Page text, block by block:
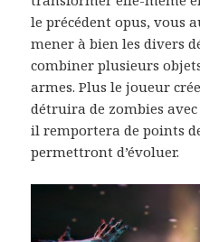
le précédent opus, vous
mener à bien les divers
combiner plusieurs
armes. Plus le joueur
détruira de zombies avec
il remportera de points
permettront d’évoluer.